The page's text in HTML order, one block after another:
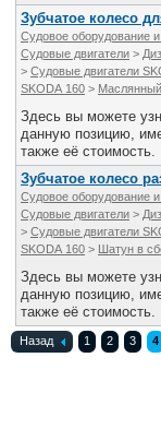
Зубчатое колесо
Судовое оборудование
Судовые двигатели >
> Судовые двигатели
SKODA 160 >
Здесь вы можете
данную позицию,
также её стоимость.
Зубчатое колесо
Судовое оборудование
Судовые двигатели >
> Судовые двигатели
SKODA 160 > Шатун в
Здесь вы можете
данную позицию,
также её стоимость.
Назад 1 2 3 4